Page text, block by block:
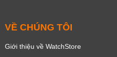
VỀ CHÚNG TÔI
Giới thiệu về WatchStore